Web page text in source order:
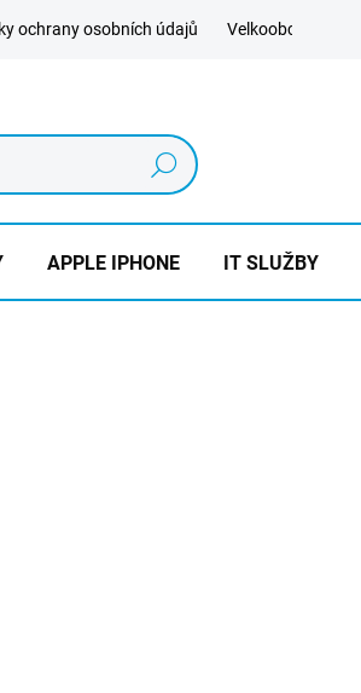
ochrany osobních údajů Velkoobchod
Hledat
APPLE IPHONE IT SLUŽBY